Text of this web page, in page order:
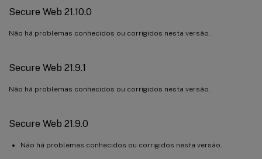
Secure Web 21.10.0
Não há problemas conhecidos ou corrigidos nesta versão.
Secure Web 21.9.1
Não há problemas conhecidos ou corrigidos nesta versão.
Secure Web 21.9.0
Não há problemas conhecidos ou corrigidos nesta versão.